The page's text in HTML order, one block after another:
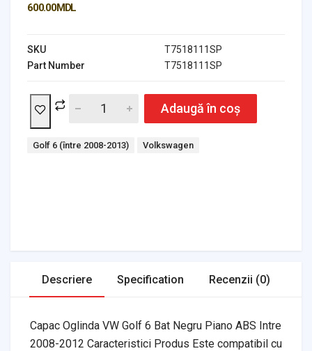
600.00MDL
SKU
T7518111SP
Part Number
T7518111SP
Adaugă în coș
Tags:
Golf 6 (între 2008-2013) Volkswagen
Descriere Specification Recenzii (0)
Capac Oglinda VW Golf 6 Bat Negru Piano ABS Intre
2008-2012 Caracteristici Produs Este compatibil cu